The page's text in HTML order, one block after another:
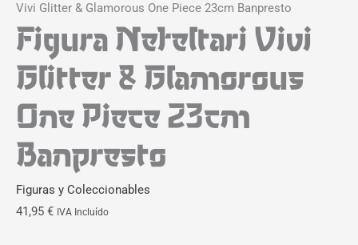
Vivi Glitter & Glamorous One Piece 23cm Banpresto
Figura Nefeltari Vivi
Glitter & Glamorous
One Piece 23cm
Banpresto
Figuras y Coleccionables
41,95 € IVA Incluído